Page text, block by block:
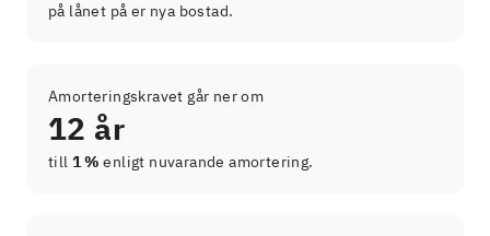
på lånet på er nya bostad.
Amorteringskravet går ner om
12 år
till 1 % enligt nuvarande amortering.